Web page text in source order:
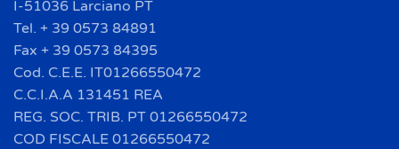
I-51036 Larciano PT
Tel. + 39 0573 84891
Fax + 39 0573 84395
Cod. C.E.E. IT01266550472
C.C.I.A.A 131451 REA
REG. SOC. TRIB. PT 01266550472
COD FISCALE 01266550472